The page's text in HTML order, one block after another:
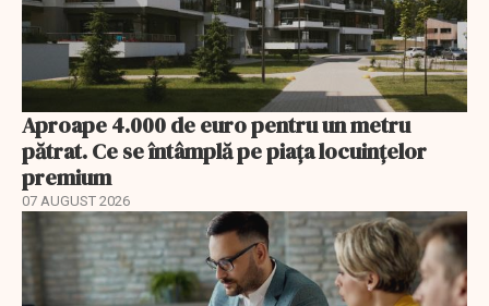
Aproape 4.000 de euro pentru un metru
pătrat. Ce se întâmplă pe piața locuințelor
premium
07 AUGUST 2026